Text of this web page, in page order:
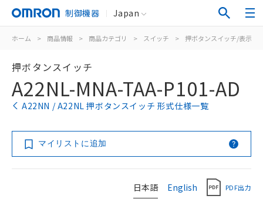
制御機器 Japan
ホーム > 商品情報 > 商品カテゴリ > スイッチ > 押ボタンスイッチ/表示灯
押ボタンスイッチ
A22NL-MNA-TAA-P101-AD
A22NN / A22NL 押ボタンスイッチ 形式仕様一覧
マイリストに追加
日本語 English PDF出力